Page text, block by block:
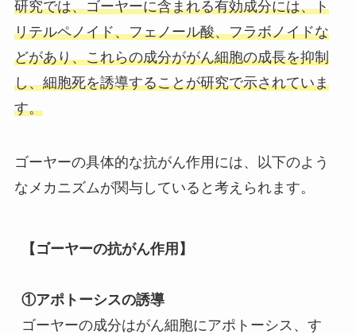
研究では、ゴーヤーに含まれる有効成分には、ト
リテルペノイド、フェノール酸、フラボノイドな
どがあり、これらの成分ががん細胞の成長を抑制
し、細胞死を誘導することが研究で示されていま
す。
ゴーヤーの具体的な抗がん作用には、以下のよう
なメカニズムが関与していると考えられます。
【ゴーヤーの抗がん作用】
①アポトーシスの誘導
ゴーヤーの成分はがん細胞にアポトーシス、す